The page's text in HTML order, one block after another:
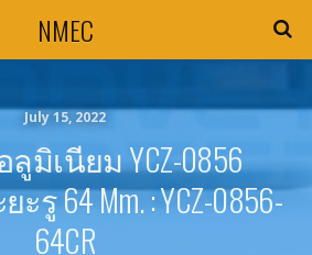
NMEC
July 15, 2022
มิเนียม YCZ-0856
รู 64 Mm. : YCZ-0856-
64CR